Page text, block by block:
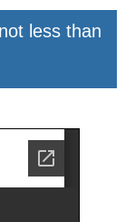
less than